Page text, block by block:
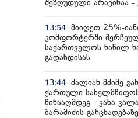
შეზღუდული არავინაა -
13:54 მიიღეთ 25%-
კომფორტერში
საქართველოს ნაწილ-
გადახდისას
13:44 ძალიან მძიმე
ქართული
წინააღმდეგ - კახა
ბარამიძის განცხადებაზე